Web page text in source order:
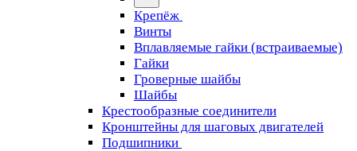
Крепёж
Винты
Вплавляемые гайки (встраиваемые)
Гайки
Гроверные шайбы
Шайбы
Крестообразные соединители
Кронштейны для шаговых двигателей
Подшипники